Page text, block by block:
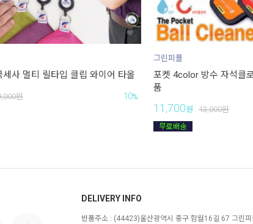
세사 멀티 릴타입 클립 와이어 타올
원 10%
그린피플
포켓 4color 방수 자석클
품
11,700원 13,000원
DELIVERY INFO
반품주소 : (44423)울산광역시 중구 함월16길 67 그린피